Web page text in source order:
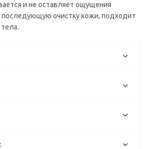
и не оставляет ощущения
последующую очистку кожи, подходит